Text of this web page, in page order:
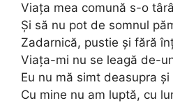
Viaţa mea comună s-o
Şi să nu pot de somnul
Zadarnică, pustie şi fără
Viaţa-mi nu se leagă de-
Eu nu mă simt deasupra
Cu mine nu am luptă, cu